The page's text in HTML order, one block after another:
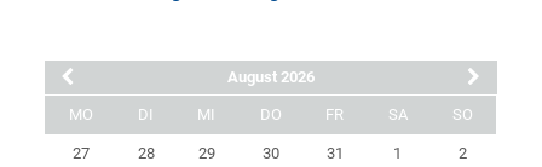
August 2026
MO DI MI DO FR SA SO
27 28 29 30 31 1 2